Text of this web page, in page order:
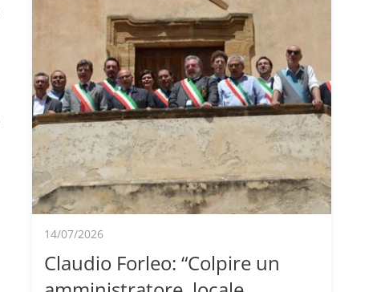
14/07/2026
Claudio Forleo: “Colpire un